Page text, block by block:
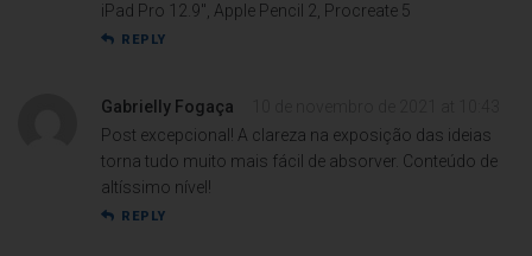
iPad Pro 12.9″, Apple Pencil 2, Procreate 5
REPLY
Gabrielly Fogaça
Post excepcional! A clareza na exposição das ideias
torna tudo muito mais fácil de absorver. Conteúdo de
altíssimo nível!
REPLY